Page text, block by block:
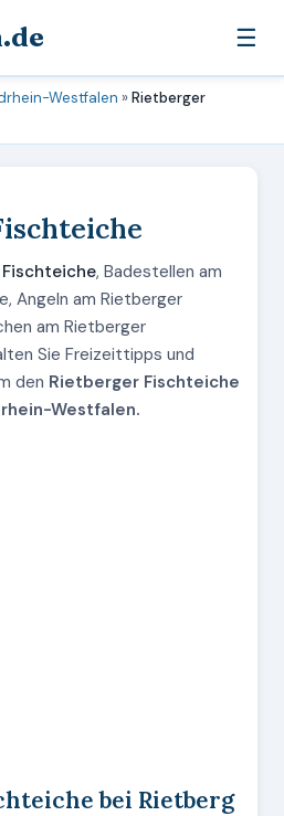
☰
Westfalen »Rietberger
, Badestellen am
Angeln am Rietberger
am Rietberger
Sie Freizeittipps und
den Rietberger Fischteiche
Westfalen.
bei Rietberg